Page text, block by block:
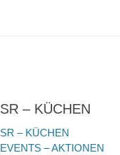
SR – KÜCHEN
SR – KÜCHEN
EVENTS – AKTIONEN